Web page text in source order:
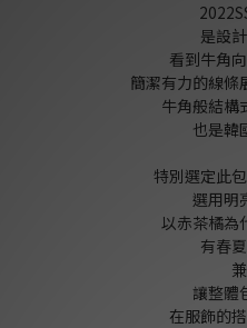
是設
看到牛角
簡潔有力的線條
牛角般結構
也是韓
特別選定此
選用明
以赤茶橘為
有春
讓整體
在服飾的